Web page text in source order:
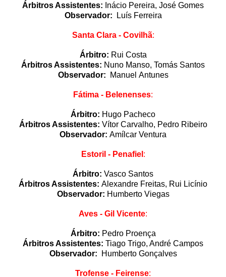
Árbitros Assistentes: Inácio Pereira, José Gomes
Observador: Luís Ferreira
Santa Clara - Covilhã:
Árbitro: Rui Costa
Árbitros Assistentes: Nuno Manso, Tomás Santos
Observador: Manuel Antunes
Fátima - Belenenses:
Árbitro: Hugo Pacheco
Árbitros Assistentes: Vítor Carvalho, Pedro Ribeiro
Observador: Amílcar Ventura
Estoril - Penafiel :
Árbitro: Vasco Santos
Árbitros Assistentes: Alexandre Freitas, Rui Licínio
Observador: Humberto Viegas
Aves - Gil Vicente:
Árbitro: Pedro Proença
Árbitros Assistentes: Tiago Trigo, André Campos
Observador: Humberto Gonçalves
Trofense - Feirense: